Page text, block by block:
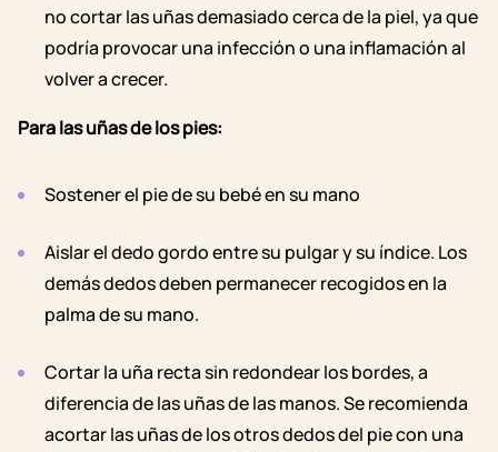
no cortar las uñas demasiado cerca de la piel, ya que
podría provocar una infección o una inflamación al
volver a crecer.
Para las uñas de los pies:
Sostener el pie de su bebé en su mano
Aislar el dedo gordo entre su pulgar y su índice. Los
demás dedos deben permanecer recogidos en la
palma de su mano.
Cortar la uña recta sin redondear los bordes, a
diferencia de las uñas de las manos. Se recomienda
acortar las uñas de los otros dedos del pie con una